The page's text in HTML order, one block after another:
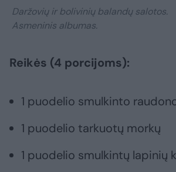
Daržovių ir bolivinių balandų salotos.
Asmeninis albumas.
Reikės (4 porcijoms):
1 puodelio smulkinto
1 puodelio tarkuotų morkų
1 puodelio smulkintų lapinių